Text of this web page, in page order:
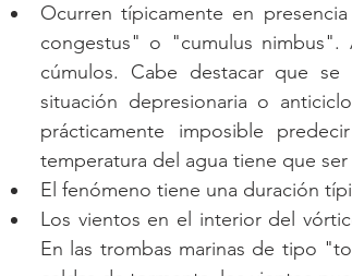
Ocurren típicamente en
congestus" o "cumulus nimbus".
cúmulos. Cabe destacar que
situación depresionaria o
prácticamente imposible
temperatura del agua tiene que
El fenómeno tiene una duración
Los vientos en el interior del
En las trombas marinas de tipo